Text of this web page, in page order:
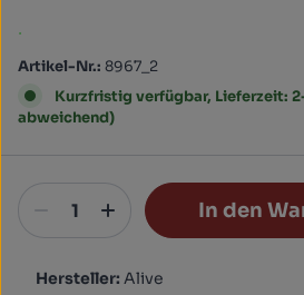
.
Artikel-Nr.: 8967_2
Kurzfristig verfügbar, Lieferzeit:
abweichend)
In den
Hersteller: Alive